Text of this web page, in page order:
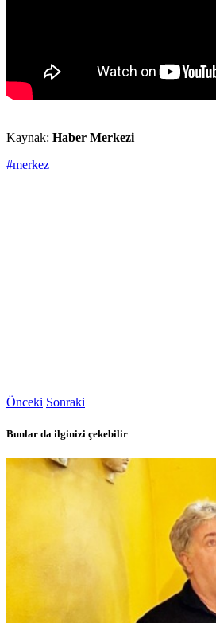
Kaynak: Haber Merkezi
#merkez
Önceki Sonraki
Bunlar da ilginizi çekebilir